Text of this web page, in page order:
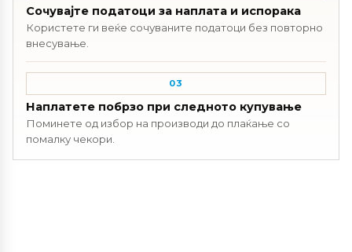
Сочувајте податоци за наплата и испорака
Користете ги веќе сочуваните податоци без повторно
внесување.
03
Наплатете побрзо при следното купување
Поминете од избор на производи до плаќање со
помалку чекори.